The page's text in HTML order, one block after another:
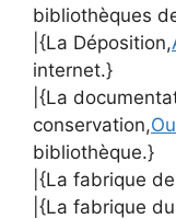
bibliothèques
|{La Déposition,
internet.}
|{La
conservation,
bibliothèque.}
|{La fabrique
|{La fabrique